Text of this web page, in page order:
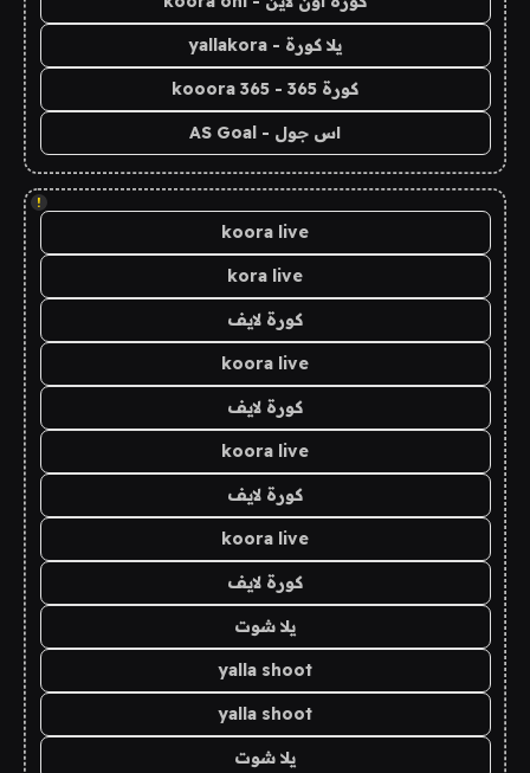
يلا كورة - yallakora
كورة 365 - kooora 365
اس جول - AS Goal
!
koora live
kora live
كورة لايف
koora live
كورة لايف
koora live
كورة لايف
koora live
كورة لايف
يلا شوت
yalla shoot
yalla shoot
يلا شوت